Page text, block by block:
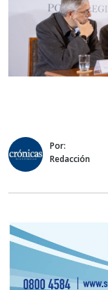
Por:
Redacción